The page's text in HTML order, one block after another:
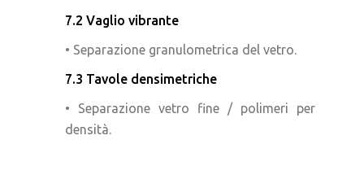
7.2 Vaglio vibrante
• Separazione granulometrica del vetro.
7.3 Tavole densimetriche
• Separazione vetro fine / polimeri per
densità.